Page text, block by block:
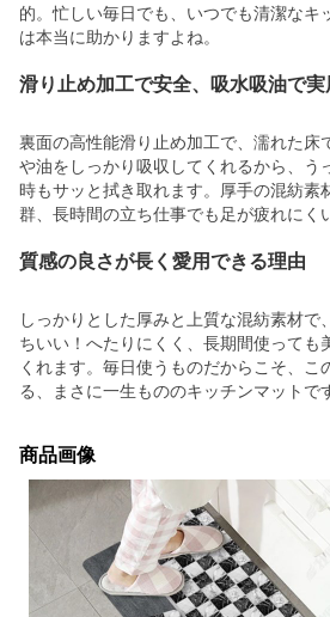
的。忙しい毎日でも、いつでも清潔なキ
は本当に助かりますよね。
滑り止め加工で安全、吸水吸油で実
裏面の高性能滑り止め加工で、濡れた床
や油をしっかり吸収してくれるから、う
時もサッと拭き取れます。厚手の混紡素
群、長時間の立ち仕事でも足が疲れにく
質感の良さが長く愛用できる理由
しっかりとした厚みと上質な混紡素材で
ちいい！へたりにくく、長期間使っても
くれます。毎日使うものだからこそ、こ
る、まさに一生もののキッチンマットで
商品画像